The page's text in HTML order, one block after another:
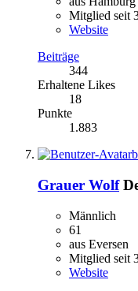
Mitglied seit
Website
Beiträge
344
Erhaltene Likes
18
Punkte
1.883
Grauer Wolf
Männlich
61
aus Eversen
Mitglied seit
Website